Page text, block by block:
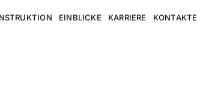
EINBLICKE KARRIERE KONTAKTE